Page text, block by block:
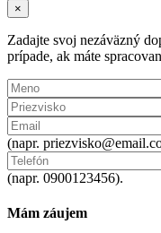
×
Zadajte svoj nezáväzný
prípade, ak máte
(napr.
(napr. 0900123456).
Mám záujem